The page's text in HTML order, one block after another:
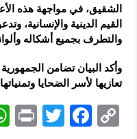
الشقيق، في مواجهة هذه
القيم الدينية والإنسانية،
والتطرف بجميع أشكاله
وأكد البيان تضامن
تعازيها لأسر الضحايا
C
F
T
P